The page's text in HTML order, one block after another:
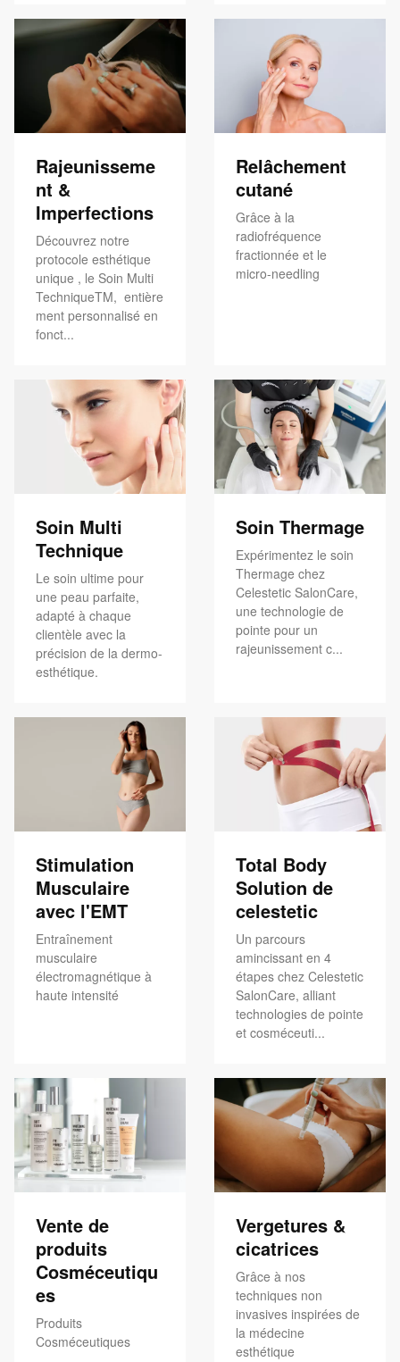
Rajeunisseme
nt &
Imperfections
Découvrez notre
protocole esthétique
unique , le Soin Multi
TechniqueTM, entière
ment personnalisé en
fonct...
Relâchement
cutané
Grâce à la
radiofréquence
fractionnée et le
micro-needling
Soin Multi
Technique
Le soin ultime pour
une peau parfaite,
adapté à chaque
clientèle avec la
précision de la dermo-
esthétique.
Soin Thermage
Expérimentez le soin
Thermage chez
Celestetic SalonCare,
une technologie de
pointe pour un
rajeunissement c...
Stimulation
Musculaire
avec l'EMT
Entraînement
musculaire
électromagnétique à
haute intensité
Total Body
Solution de
celestetic
Un parcours
amincissant en 4
étapes chez Celestetic
SalonCare, alliant
technologies de pointe
et cosméceuti...
Vente de
produits
Cosméceutiqu
es
Produits
Cosméceutiques
Vergetures &
cicatrices
Grâce à nos
techniques non
invasives inspirées de
la médecine
esthétique